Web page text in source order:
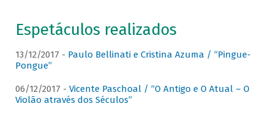
Espetáculos realizados
13/12/2017 - Paulo Bellinati e Cristina Azuma / “Pingue-
Pongue”
06/12/2017 - Vicente Paschoal / “O Antigo e O Atual – O
Violão através dos Séculos”